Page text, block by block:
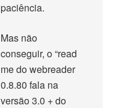
paciência.
Mas não
conseguir, o “read
me do webreader
0.8.80 fala na
versão 3.0 + do